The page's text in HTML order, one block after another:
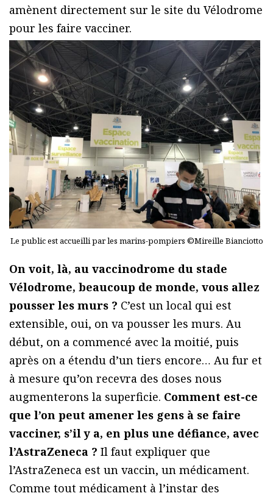
amènent directement sur le site du Vélodrome
pour les faire vacciner.
Le public est accueilli par les marins-pompiers ©Mireille Bianciotto
On voit, là, au vaccinodrome du stade
Vélodrome, beaucoup de monde, vous allez
pousser les murs ? C’est un local qui est
extensible, oui, on va pousser les murs. Au
début, on a commencé avec la moitié, puis
après on a étendu d’un tiers encore… Au fur et
à mesure qu’on recevra des doses nous
augmenterons la superficie. Comment est-ce
que l’on peut amener les gens à se faire
vacciner, s’il y a, en plus une défiance, avec
l’AstraZeneca ? Il faut expliquer que
l’AstraZeneca est un vaccin, un médicament.
Comme tout médicament à l’instar des